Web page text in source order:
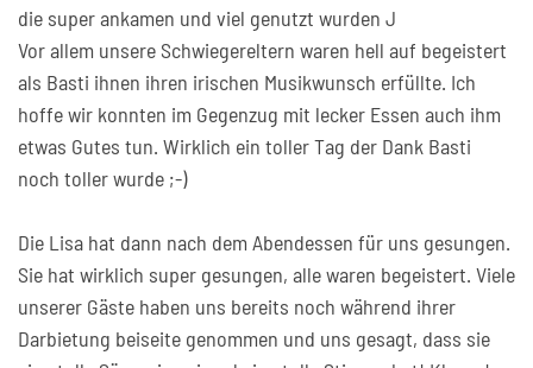
die super ankamen und viel genutzt wurden J
Vor allem unsere Schwiegereltern waren hell auf begeistert
als Basti ihnen ihren irischen Musikwunsch erfüllte. Ich
hoffe wir konnten im Gegenzug mit lecker Essen auch ihm
etwas Gutes tun. Wirklich ein toller Tag der Dank Basti
noch toller wurde ;-)
Die Lisa hat dann nach dem Abendessen für uns gesungen.
Sie hat wirklich super gesungen, alle waren begeistert. Viele
unserer Gäste haben uns bereits noch während ihrer
Darbietung beiseite genommen und uns gesagt, dass sie